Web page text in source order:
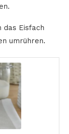
das Eisfach
umrühren.